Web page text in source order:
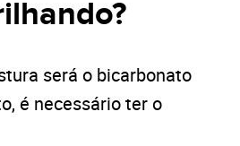
será o bicarbonato
é necessário ter o